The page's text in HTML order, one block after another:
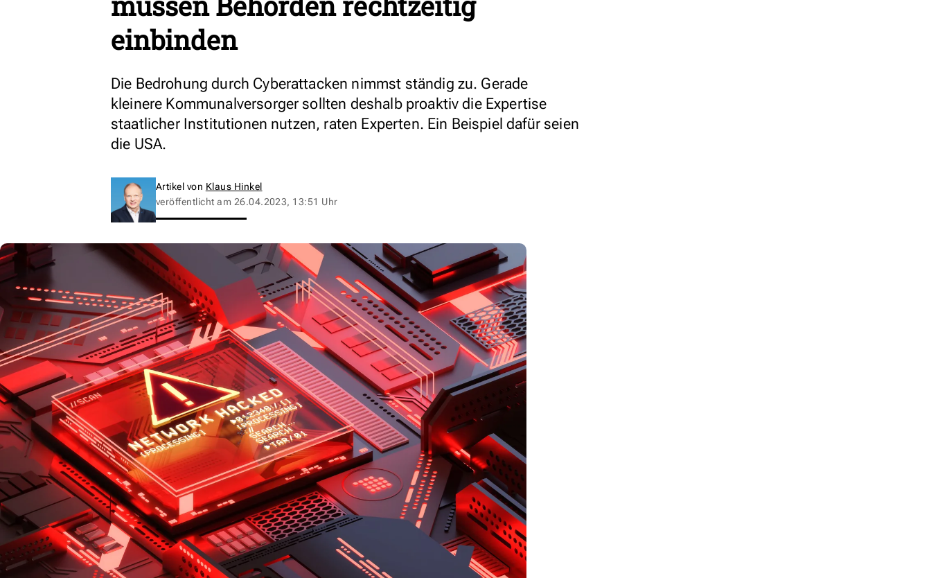
einbinden
Die Bedrohung durch Cyberattacken nimmst ständig zu. Gerade
kleinere Kommunalversorger sollten deshalb proaktiv die Expertise
staatlicher Institutionen nutzen, raten Experten. Ein Beispiel dafür seien
die USA.
Artikel von Klaus Hinkel
veröffentlicht am 26.04.2023, 13:51 Uhr